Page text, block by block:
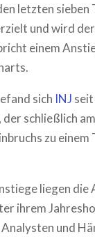
letzten sieben
und wird
einem
sich INJ seit
schließlich
zu
liegen die
ihrem
und